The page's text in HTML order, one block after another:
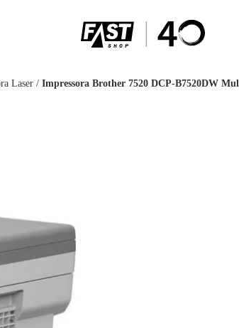
Laser / Impressora Brother 7520 DCP-B7520DW